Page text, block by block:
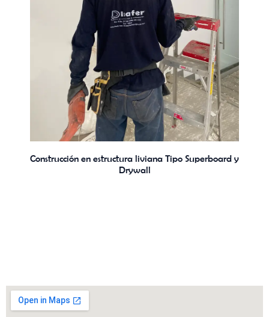
Construcción en estructura liviana Tipo Superboard y
Drywall